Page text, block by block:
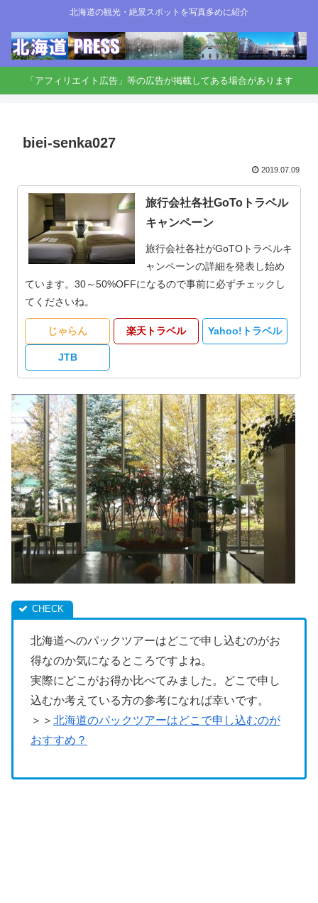
北海道の観光・絶景スポットを写真多めに紹介
「アフィリエイト広告」等の広告が掲載してある場合があります
biei-senka027
2019.07.09
旅行会社各社GoToトラベル
キャンペーン
旅行会社各社がGoTOトラベルキ
ャンペーンの詳細を発表し始め
ています。30～50%OFFになるので事前に必ずチェックし
てくださいね。
じゃらん 楽天トラベル Yahoo!トラベル
JTB
北海道へのパックツアーはどこで申し込むのがお
得なのか気になるところですよね。
実際にどこがお得か比べてみました。どこで申し
込むか考えている方の参考になれば幸いです。
＞＞ 北海道のパックツアーはどこで申し込むのが
おすすめ？